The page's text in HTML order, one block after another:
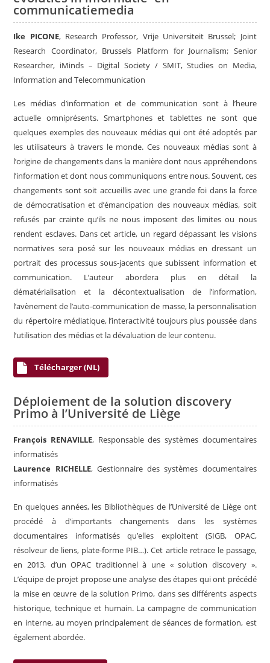
communicatiemedia
Ike PICONE, Research Professor, Vrije Universiteit Brussel; Joint
Research Coordinator, Brussels Platform for Journalism; Senior
Researcher, iMinds – Digital Society / SMIT, Studies on Media,
Information and Telecommunication
Les médias d’information et de communication sont à l’heure
actuelle omniprésents. Smartphones et tablettes ne sont que
quelques exemples des nouveaux médias qui ont été adoptés par
les utilisateurs à travers le monde. Ces nouveaux médias sont à
l’origine de changements dans la manière dont nous appréhendons
l’information et dont nous communiquons entre nous. Souvent, ces
changements sont soit accueillis avec une grande foi dans la force
de démocratisation et d’émancipation des nouveaux médias, soit
refusés par crainte qu’ils ne nous imposent des limites ou nous
rendent esclaves. Dans cet article, un regard dépassant les visions
normatives sera posé sur les nouveaux médias en dressant un
portrait des processus sous-jacents que subissent information et
communication. L’auteur abordera plus en détail la
dématérialisation et la décontextualisation de l’information,
l’avènement de l’auto-communication de masse, la personnalisation
du répertoire médiatique, l’interactivité toujours plus poussée dans
l’utilisation des médias et la dévaluation de leur contenu.
Télécharger (NL)
Déploiement de la solution discovery
Primo à l’Université de Liège
François RENAVILLE, Responsable des systèmes documentaires
informatisés
Laurence RICHELLE, Gestionnaire des systèmes documentaires
informatisés
En quelques années, les Bibliothèques de l’Université de Liège ont
procédé à d’importants changements dans les systèmes
documentaires informatisés qu’elles exploitent (SIGB, OPAC,
résolveur de liens, plate-forme PIB…). Cet article retrace le passage,
en 2013, d’un OPAC traditionnel à une « solution discovery ».
L’équipe de projet propose une analyse des étapes qui ont précédé
la mise en œuvre de la solution Primo, dans ses différents aspects
historique, technique et humain. La campagne de communication
en interne, au moyen principalement de séances de formation, est
également abordée.